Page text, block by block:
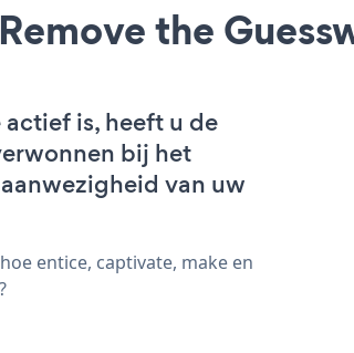
Remove the
is, heeft u de
bij het
van uw
entice, captivate, make en